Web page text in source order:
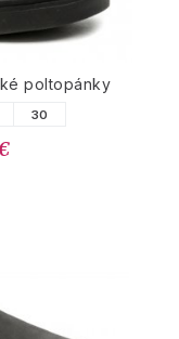
poltopánky
30